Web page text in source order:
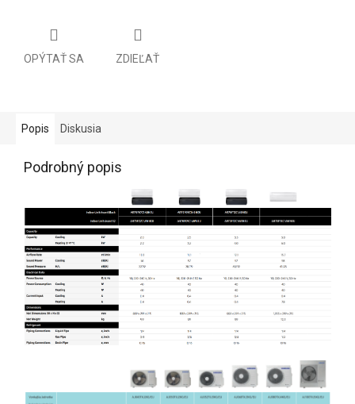
OPÝTAŤ SA ZDIEĽAŤ
Popis Diskusia
Podrobný popis